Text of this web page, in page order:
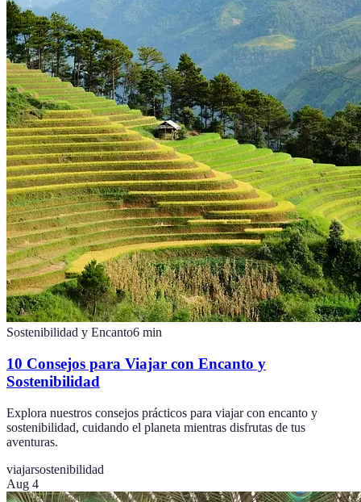
Sostenibilidad y Encanto6 min
10 Consejos para Viajar con Encanto y
Sostenibilidad
Explora nuestros consejos prácticos para viajar con encanto y
sostenibilidad, cuidando el planeta mientras disfrutas de tus
aventuras.
viajarsostenibilidad
Aug 4